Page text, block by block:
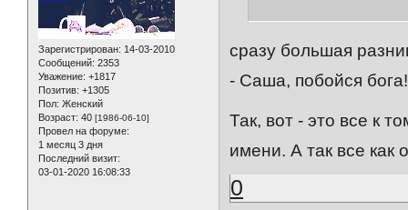
Зарегистрирован: 14-03-2010
Сообщений: 2353
Уважение: +1817
Позитив: +1305
Пол: Женский
Возраст: 40 [1986-06-10]
Провел на форуме:
1 месяц 3 дня
Последний визит:
03-01-2020 16:08:33
сразу большая
- Саша, побойся
Так, вот - это все к
имени. А так все как
0